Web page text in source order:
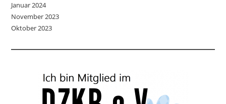
Januar 2024
November 2023
Oktober 2023